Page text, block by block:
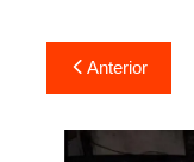
Navegação
de
Post
Anterior